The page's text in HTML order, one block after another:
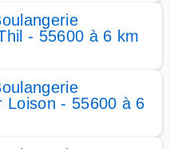
- 55600 à 6 km
Loison - 55600 à 6